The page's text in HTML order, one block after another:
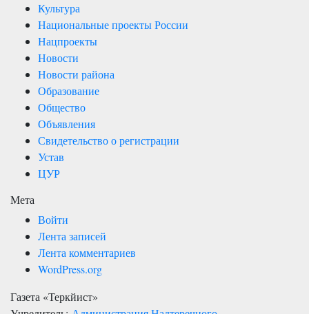
Культура
Национальные проекты России
Нацпроекты
Новости
Новости района
Образование
Общество
Объявления
Свидетельство о регистрации
Устав
ЦУР
Мета
Войти
Лента записей
Лента комментариев
WordPress.org
Газета «Теркйист»